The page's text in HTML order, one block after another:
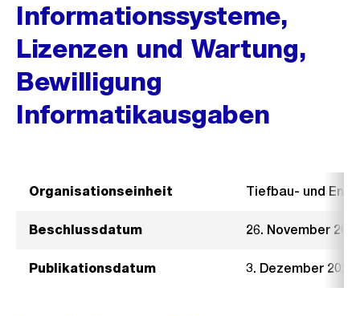
Informationssysteme,
Lizenzen und Wartung,
Bewilligung
Informatikausgaben
Organisationseinheit Tiefbau- und
Beschlussdatum 26. November
Publikationsdatum 3. Dezember 2025